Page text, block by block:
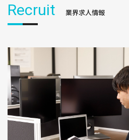
Recruit 業界求人情報